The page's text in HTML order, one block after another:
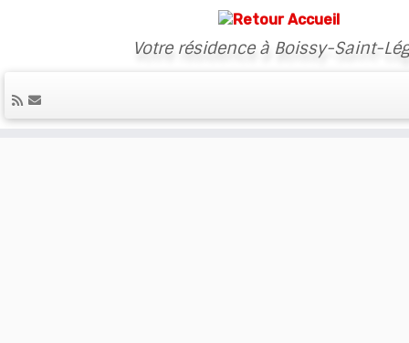
Votre résidence à Boissy-Saint-